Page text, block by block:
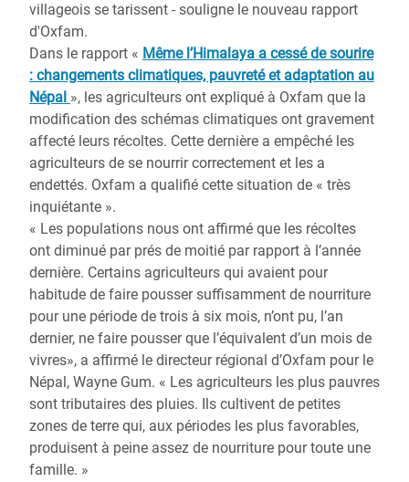
villageois se tarissent - souligne le nouveau rapport
d'Oxfam.
Dans le rapport « Même l’Himalaya a cessé de sourire
: changements climatiques, pauvreté et adaptation au
Népal », les agriculteurs ont expliqué à Oxfam que la
modification des schémas climatiques ont gravement
affecté leurs récoltes. Cette dernière a empêché les
agriculteurs de se nourrir correctement et les a
endettés. Oxfam a qualifié cette situation de « très
inquiétante ».
« Les populations nous ont affirmé que les récoltes
ont diminué par prés de moitié par rapport à l’année
dernière. Certains agriculteurs qui avaient pour
habitude de faire pousser suffisamment de nourriture
pour une période de trois à six mois, n’ont pu, l’an
dernier, ne faire pousser que l’équivalent d’un mois de
vivres», a affirmé le directeur régional d’Oxfam pour le
Népal, Wayne Gum. « Les agriculteurs les plus pauvres
sont tributaires des pluies. Ils cultivent de petites
zones de terre qui, aux périodes les plus favorables,
produisent à peine assez de nourriture pour toute une
famille. »